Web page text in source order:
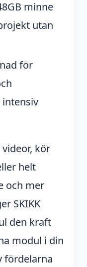
minne
utan
för
kör
helt
och mer
SKIKK
den kraft
modul i din
fördelarna